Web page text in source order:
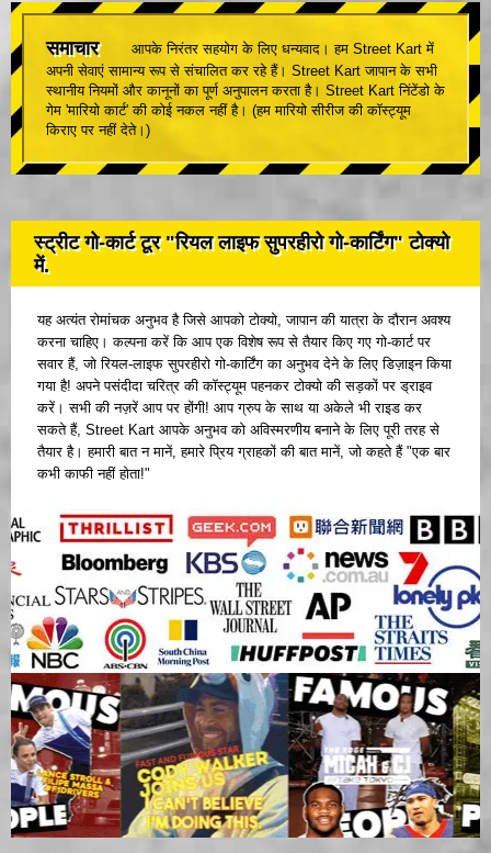
समाचार
आपके निरंतर सहयोग के लिए धन्यवाद। हम Street Kart में
अपनी सेवाएं सामान्य रूप से संचालित कर रहे हैं। Street Kart जापान के सभी
स्थानीय नियमों और कानूनों का पूर्ण अनुपालन करता है। Street Kart निंटेंडो के
गेम 'मारियो कार्ट' की कोई नकल नहीं है। (हम मारियो सीरीज की कॉस्ट्यूम
किराए पर नहीं देते।)
स्ट्रीट गो-कार्ट टूर "रियल लाइफ सुपरहीरो गो-कार्टिंग" टोक्यो
में.
यह अत्यंत रोमांचक अनुभव है जिसे आपको टोक्यो, जापान की यात्रा के दौरान अवश्य
करना चाहिए। कल्पना करें कि आप एक विशेष रूप से तैयार किए गए गो-कार्ट पर
सवार हैं, जो रियल-लाइफ सुपरहीरो गो-कार्टिंग का अनुभव देने के लिए डिज़ाइन किया
गया है! अपने पसंदीदा चरित्र की कॉस्ट्यूम पहनकर टोक्यो की सड़कों पर ड्राइव
करें। सभी की नज़रें आप पर होंगी! आप ग्रुप के साथ या अकेले भी राइड कर
सकते हैं, Street Kart आपके अनुभव को अविस्मरणीय बनाने के लिए पूरी तरह से
तैयार है। हमारी बात न मानें, हमारे प्रिय ग्राहकों की बात मानें, जो कहते हैं "एक बार
कभी काफी नहीं होता!"